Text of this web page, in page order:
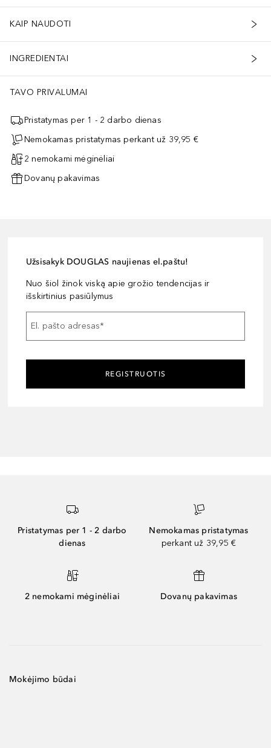
KAIP NAUDOTI
INGREDIENTAI
TAVO PRIVALUMAI
Pristatymas per 1 - 2 darbo dienas
Nemokamas pristatymas perkant už 39,95 €
2 nemokami mėginėliai
Dovanų pakavimas
Užsisakyk DOUGLAS naujienas el.paštu!
Nuo šiol žinok viską apie grožio tendencijas ir
išskirtinius pasiūlymus
El. pašto adresas*
REGISTRUOTIS
Pristatymas per 1 - 2 darbo
dienas
Nemokamas pristatymas
perkant už 39,95 €
2 nemokami mėginėliai Dovanų pakavimas
Mokėjimo būdai